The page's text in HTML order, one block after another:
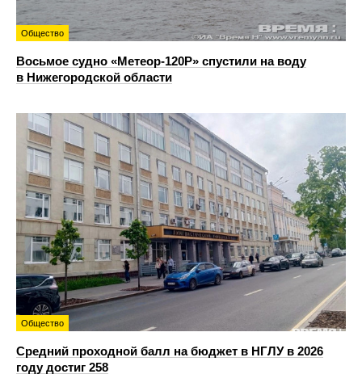
Общество
Восьмое судно «Метеор-120Р» спустили на воду
в Нижегородской области
Общество
Средний проходной балл на бюджет в НГЛУ в 2026
году достиг 258